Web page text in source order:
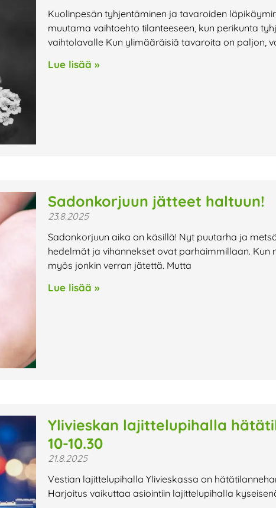
Kuolinpesän tyhjentäminen ja tavaroiden
muutama vaihtoehto tilanteeseen, kun perikunta
vaihtolavalle Kun ylimääräisiä tavaroita on paljon,
Lue lisää »
Sadonkorjuun jätteet haltuun!
23.8.2025
Sadonkorjuun aika on käsillä! Nyt puutarha ja
hedelmät ja vihannekset ovat parhaimmillaan.
myös jonkin verran jätettä. Mutta
Lue lisää »
Ylivieskan lajittelupihalla
10-10.30
21.8.2025
Vestian lajittelupihalla Ylivieskassa on
Harjoitus vaikuttaa asiointiin lajittelupihalla